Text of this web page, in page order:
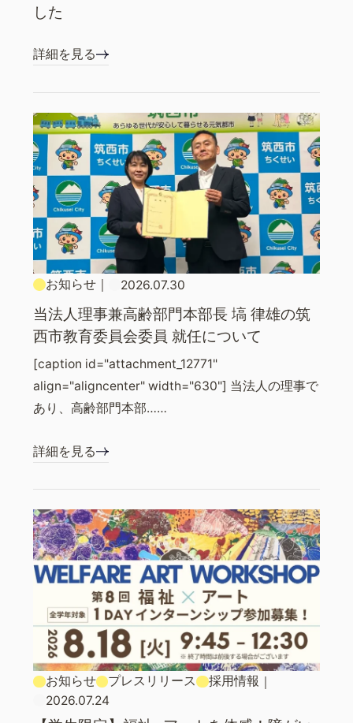
した
詳細を見る
お知らせ｜ 2026.07.30
当法人理事兼高齢部門本部長 塙 律雄の筑
西市教育委員会委員 就任について
[caption id="attachment_12771"
align="aligncenter" width="630"] 当法人の理事で
あり、高齢部門本部……
詳細を見る
お知らせ プレスリリース 採用情報 ｜
2026.07.24